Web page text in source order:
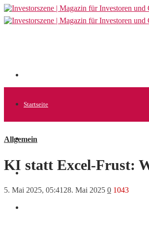
Startseite
Allgemein
Allgemein
KI statt Excel-Frust:
5. Mai 2025, 05:41 28. Mai 2025 0 1043